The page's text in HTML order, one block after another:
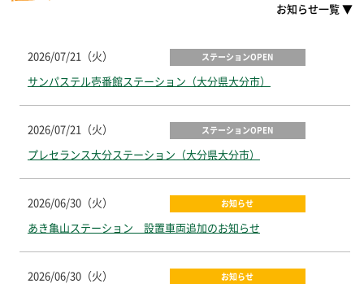
お知らせ一覧 ▼
2026/07/21（火） ステーションOPEN
サンパステル壱番館ステーション（大分県大分市）
2026/07/21（火） ステーションOPEN
プレセランス大分ステーション（大分県大分市）
2026/06/30（火） お知らせ
あき亀山ステーション 設置車両追加のお知らせ
2026/06/30（火） お知らせ